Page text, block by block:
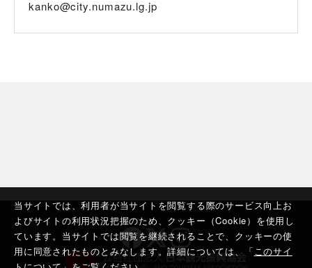
当サイトでは、利用者が当サイトを閲覧する際のサービス向上お
よびサイトの利用状況把握のため、クッキー（Cookie）を使用し
ています。当サイトでは閲覧を継続されることで、クッキーの使
用に同意されたものとみなします。詳細については、「このサイ
kanko@city.numazu.lg.jp